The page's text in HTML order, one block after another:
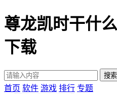
尊龙凯时干什
下载
首页 软件 游戏 排行 专题